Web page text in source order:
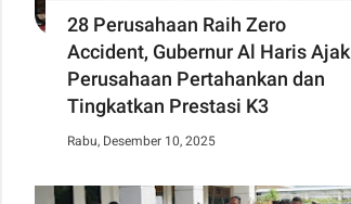
28 Perusahaan Raih Zero
Accident, Gubernur Al Haris Ajak
Perusahaan Pertahankan dan
Tingkatkan Prestasi K3
Rabu, Desember 10, 2025